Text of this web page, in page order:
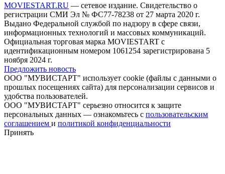
MOVIESTART.RU — сетевое издание. Свидетельство о
регистрации СМИ Эл № ФС77-78238 от 27 марта 2020 г.
Выдано Федеральной службой по надзору в сфере связи,
информационных технологий и массовых коммуникаций.
Официальная торговая марка MOVIESTART с
идентификационным номером 1061254 зарегистрирована 5
ноября 2024 г.
Предложить новость
ООО "МУВИСТАРТ" использует cookie (файлы с данными о
прошлых посещениях сайта) для персонализации сервисов и
удобства пользователей.
ООО "МУВИСТАРТ" серьезно относится к защите
персональных данных — ознакомьтесь с пользовательским
соглашением и политикой конфиденциальности
Принять